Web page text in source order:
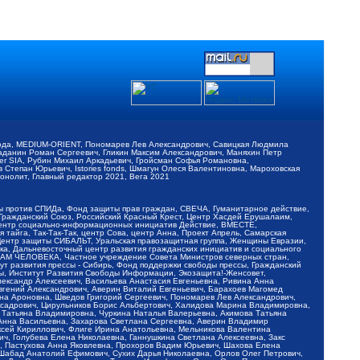
MEDIUM-ORIENT, Пономарев Лев Александрович, Савицкая Людмила
Роман Сергеевич, Гликин Максим Александрович, Маняхин Петр
Рубин Михаил Аркадьевич, Гройсман Софья Романовна,
Юрьевич, Istories fonds, Шмагун Олеся Валентиновна, Мароховская
Главный редактор 2021, Вега 2021
СПИДа, Фонд защиты прав граждан, СВЕЧА, Гуманитарное действие,
Союз, Российский Красный Крест, Центр Хасдей Ерушалаим,
социально-информационных инициатив Действие, ВМЕСТЕ,
Так-Так-Так, центр Сова, центр Анна, Проект Апрель, Самарская
защиты СИБАЛЬТ, Уральская правозащитная группа, Женщины Евразии,
Дальневосточный центр развития гражданских инициатив и социального
ЧЕЛОВЕКА, Частное учреждение Совета Министров северных стран,
прессы - Сибирь, Фонд поддержки свободы прессы, Гражданский
Институт Развития Свободы Информации, Экозащита!-Женсовет,
Алексеевич, Васильева Анастасия Евгеньевна, Ривина Анна
Александрович, Аверин Виталий Евгеньевич, Барахоев Магомед
Шведов Григорий Сергеевич, Пономарев Лев Александрович,
Цирульников Борис Альбертович, Халидова Марина Владимировна,
Владимировна, Чуркина Наталья Валерьевна, Акимова Татьяна
Васильевна, Захарова Светлана Сергеевна, Аверин Владимир
Кириллович, Флиге Ирина Анатольевна, Мельникова Валентина
Елена Николаевна, Ганнушкина Светлана Алексеевна, Закс
Анна Яковлевна, Прохоров Вадим Юрьевич, Шахова Елена
Анатолий Ефимович, Сухих Дарья Николаевна, Орлов Олег Петрович,